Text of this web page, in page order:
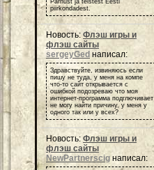
Pärnust ja teistest Eesti
piirkondadest.
Новость: Флэш игры и
флэш сайты
sergeyGed написал:
Здравствуйте, извиняюсь если
пишу не туда, у меня на компе
что-то сайт открывается с
ошибкой подозреваю что моя
интернет-программа подглючивает
не могу найти причину, у меня у
одного так или у всех?
Новость: Флэш игры и
флэш сайты
NewPartnerscigнаписал: